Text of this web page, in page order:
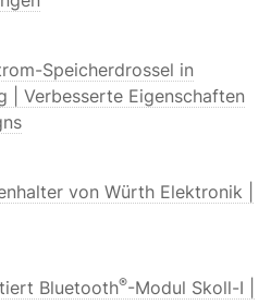
Speicherdrossel in
| Verbesserte Eigenschaften
von Würth Elektronik |
Bluetooth®-Modul Skoll-I |